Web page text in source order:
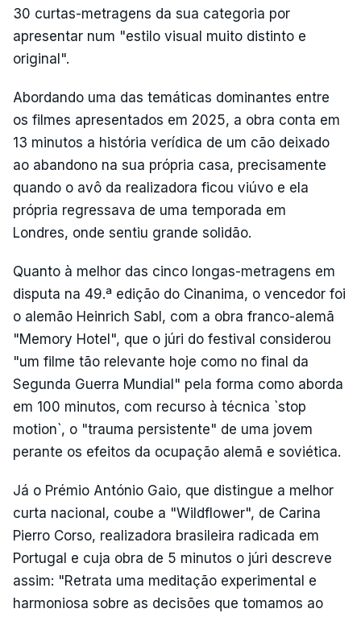
30 curtas-metragens da sua categoria por
apresentar num "estilo visual muito distinto e
original".
Abordando uma das temáticas dominantes entre
os filmes apresentados em 2025, a obra conta em
13 minutos a história verídica de um cão deixado
ao abandono na sua própria casa, precisamente
quando o avô da realizadora ficou viúvo e ela
própria regressava de uma temporada em
Londres, onde sentiu grande solidão.
Quanto à melhor das cinco longas-metragens em
disputa na 49.ª edição do Cinanima, o vencedor foi
o alemão Heinrich Sabl, com a obra franco-alemã
"Memory Hotel", que o júri do festival considerou
"um filme tão relevante hoje como no final da
Segunda Guerra Mundial" pela forma como aborda
em 100 minutos, com recurso à técnica `stop
motion`, o "trauma persistente" de uma jovem
perante os efeitos da ocupação alemã e soviética.
Já o Prémio António Gaio, que distingue a melhor
curta nacional, coube a "Wildflower", de Carina
Pierro Corso, realizadora brasileira radicada em
Portugal e cuja obra de 5 minutos o júri descreve
assim: "Retrata uma meditação experimental e
harmoniosa sobre as decisões que tomamos ao